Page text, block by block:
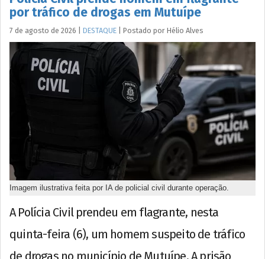
por tráfico de drogas em Mutuípe
7 de agosto de 2026 DESTAQUE Postado por Hélio Alves
Imagem ilustrativa feita por IA de policial civil durante operação.
A Polícia Civil prendeu em flagrante, nesta
quinta-feira (6), um homem suspeito de tráfico
de drogas no município de Mutuípe. A prisão